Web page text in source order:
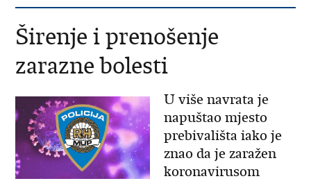
Širenje i prenošenje
zarazne bolesti
U više navrata je
napuštao mjesto
prebivališta iako je
znao da je zaražen
koronavirusom